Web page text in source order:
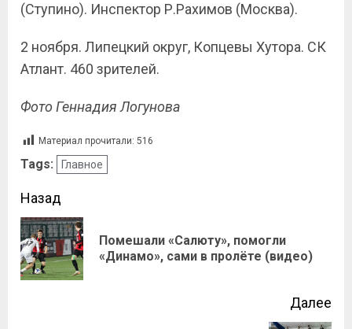
(Ступино). Инспектор Р.Рахимов (Москва).
2 ноября. Липецкий округ, Копцевы Хутора. СК
Атлант. 460 зрителей.
Фото Геннадия Логунова
Материал прочитали: 516
Tags: Главное
Назад
Помешали «Салюту», помогли
«Динамо», сами в пролёте (видео)
Далее